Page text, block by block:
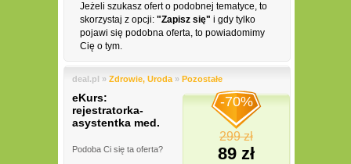
Jeżeli szukasz ofert o podobnej tematyce, to
skorzystaj z opcji: "Zapisz się" i gdy tylko
pojawi się podobna oferta, to powiadomimy
Cię o tym.
deal.pl » Zdrowie, Uroda » Pozostałe
eKurs:
rejestratorka-
asystentka med.
Podoba Ci się ta oferta?
-70%
299 zł
89 zł